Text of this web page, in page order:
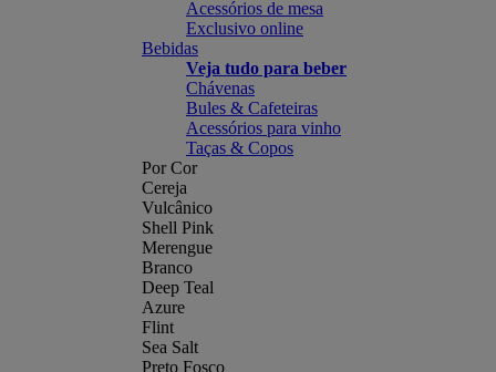
Acessórios de mesa
Exclusivo online
Bebidas
Veja tudo para beber
Chávenas
Bules & Cafeteiras
Acessórios para vinho
Taças & Copos
Por Cor
Cereja
Vulcânico
Shell Pink
Merengue
Branco
Deep Teal
Azure
Flint
Sea Salt
Preto Fosco